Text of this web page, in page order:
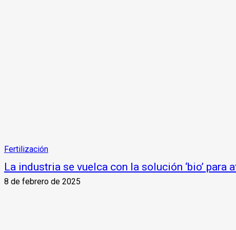
Fertilización
La industria se vuelca con la solución ‘bio’ para
8 de febrero de 2025